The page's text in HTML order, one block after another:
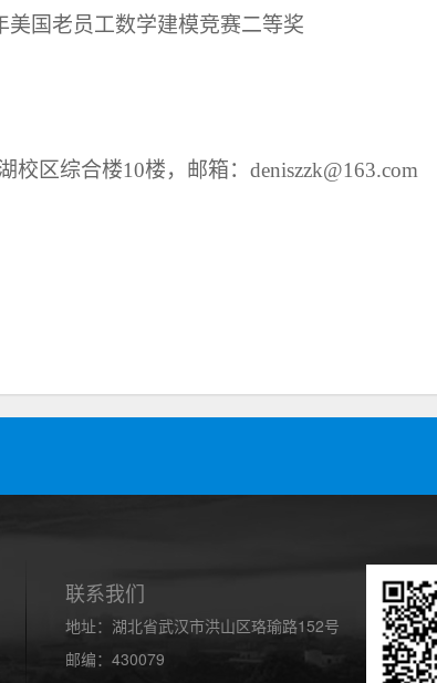
美国老员工数学建模竞赛二等奖
校区综合楼10楼，邮箱： deniszzk@163.com
联系我们
地址：湖北省武汉市洪山区珞瑜路152号
邮编：430079